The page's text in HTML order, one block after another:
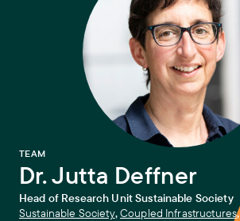
TEAM
:
Dr. Jutta Deffner
Head of Research Unit Sustainable Society
Sustainable Society,Coupled Infrastructures,